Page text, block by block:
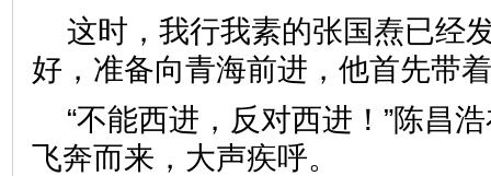
这时，我行我素的张国焘已经
好，准备向青海前进，他首先带
“不能西进，反对西进！”陈昌
飞奔而来，大声疾呼。